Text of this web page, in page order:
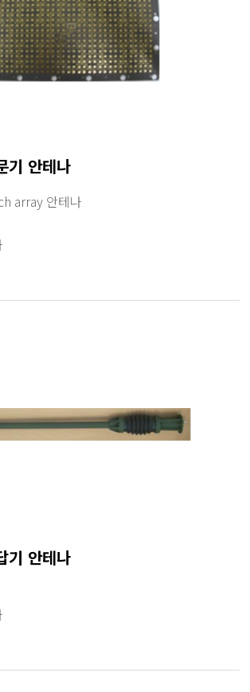
기 안테나
array 안테나
기 안테나